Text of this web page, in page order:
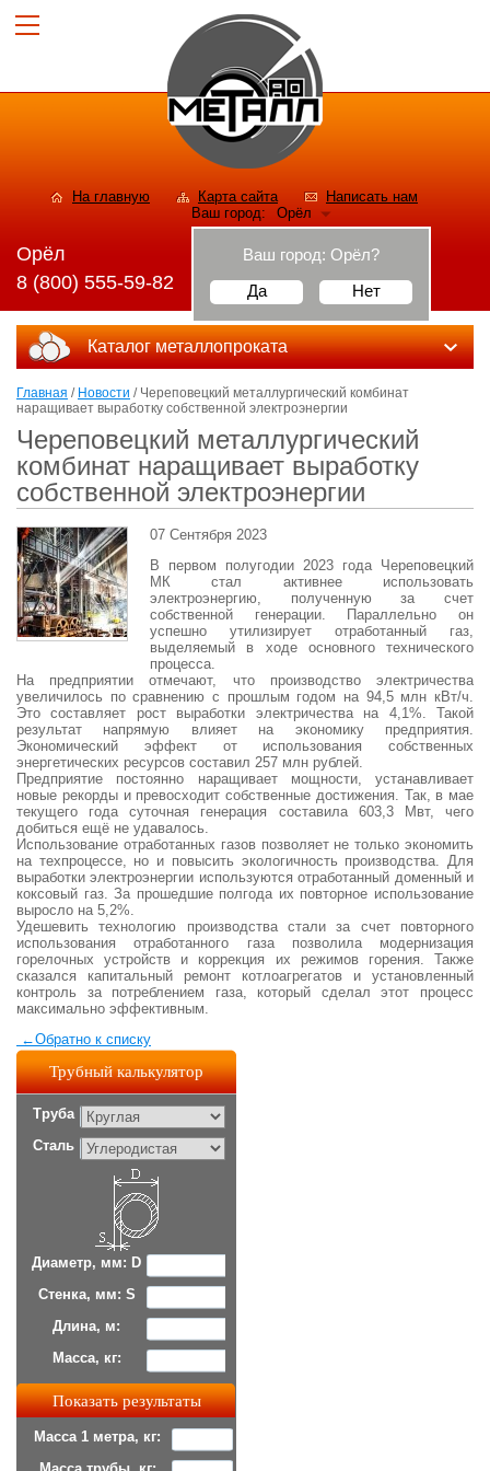
На главную Карта сайта
Написать нам
Ваш город:
Орёл
Ваш город: Орёл?
Да
Нет
Орёл
8 (800) 555-59-82
Каталог металлопроката
Главная / Новости / Череповецкий металлургический комбинат
наращивает выработку собственной электроэнергии
Череповецкий металлургический
комбинат наращивает выработку
собственной электроэнергии
07 Сентября 2023
В первом полугодии 2023 года Череповецкий
МК стал активнее использовать
электроэнергию, полученную за счет
собственной генерации. Параллельно он
успешно утилизирует отработанный газ,
выделяемый в ходе основного технического
процесса.
На предприятии отмечают, что производство электричества
увеличилось по сравнению с прошлым годом на 94,5 млн кВт/ч.
Это составляет рост выработки электричества на 4,1%. Такой
результат напрямую влияет на экономику предприятия.
Экономический эффект от использования собственных
энергетических ресурсов составил 257 млн рублей.
Предприятие постоянно наращивает мощности, устанавливает
новые рекорды и превосходит собственные достижения. Так, в мае
текущего года суточная генерация составила 603,3 Мвт, чего
добиться ещё не удавалось.
Использование отработанных газов позволяет не только экономить
на техпроцессе, но и повысить экологичность производства. Для
выработки электроэнергии используются отработанный доменный и
коксовый газ. За прошедшие полгода их повторное использование
выросло на 5,2%.
Удешевить технологию производства стали за счет повторного
использования отработанного газа позволила модернизация
горелочных устройств и коррекция их режимов горения. Также
сказался капитальный ремонт котлоагрегатов и установленный
контроль за потреблением газа, который сделал этот процесс
максимально эффективным.
←Обратно к списку
Трубный калькулятор
Труба
Сталь
Диаметр, мм: D
Стенка, мм: S
Длина, м:
Масса, кг:
Масса 1 метра, кг: